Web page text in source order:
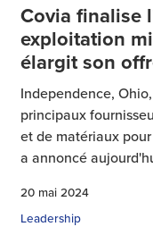
Covia finalise
exploitation
élargit son
Independence,
principaux
et de matériaux
a annoncé
20 mai 2024
Leadership